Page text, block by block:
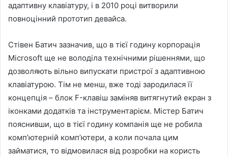
адаптивну клавіатуру, і в 2010 році витворили
повноцінний прототип девайса.
Стівен Батич зазначив, що в тієї годину корпорація
Microsoft ще не володіла технічними рішеннями, що
дозволяють вільно випускати пристрої з адаптивною
клавіатурою. Тім не менш, вже тоді зародилася її
концепція – блок F-клавіш заміняв витягнутий екран з
іконками додатків та інструментарієм. Містер Батич
пояснивши, що в тієї годину компанія ще не робила
комп’ютерній комп’ютери, а коли почала цим
займатися, то відмовилася від розробки на користь